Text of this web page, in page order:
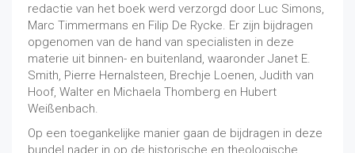
redactie van het boek werd verzorgd door Luc Simons,
Marc Timmermans en Filip De Rycke. Er zijn bijdragen
opgenomen van de hand van specialisten in deze
materie uit binnen- en buitenland, waaronder Janet E.
Smith, Pierre Hernalsteen, Brechje Loenen, Judith van
Hoof, Walter en Michaela Thomberg en Hubert
Weißenbach.
Op een toegankelijke manier gaan de bijdragen in deze
bundel nader in op de historische en theologische